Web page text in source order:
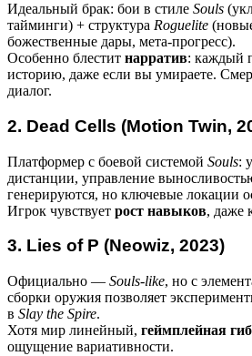
Идеальный брак: бои в стиле Souls
тайминги) + структура Roguelite
божественные дары, мета-прогресс).
Особенно блестит нарратив: каждый
историю, даже если вы умираете.
диалог.
2. Dead Cells (Motion Twin,
Платформер с боевой системой Souls:
дистанции, управление
генерируются, но ключевые локации
Игрок чувствует рост навыков, даже
3. Lies of P (Neowiz, 2023)
Официально — Souls-like, но с
сборки оружия позволяет
в Slay the Spire.
Хотя мир линейный, геймплейная
ощущение вариативности.